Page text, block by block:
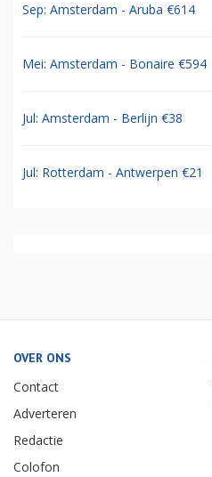
Sep: Amsterdam - Aruba €614
Mei: Amsterdam - Bonaire €594
Jul: Amsterdam - Berlijn €38
Jul: Rotterdam - Antwerpen €21
OVER ONS
Contact
Adverteren
Redactie
Colofon